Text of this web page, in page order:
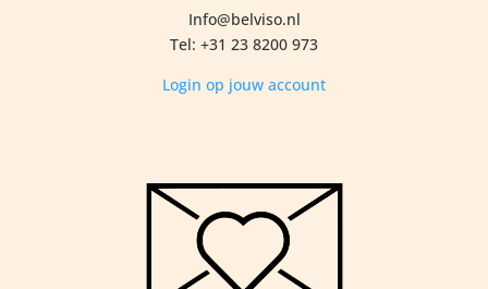
Info@belviso.nl
Tel: +31 23 8200 973
Login op jouw account